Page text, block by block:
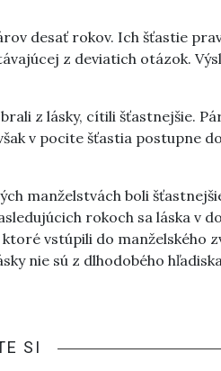
desať rokov. Ich šťastie
z deviatich otázok.
z lásky, cítili šťastnejšie.
v pocite šťastia postupne
manželstvách boli
rokoch sa láska v
vstúpili do manželského
nie sú z dlhodobého
SI